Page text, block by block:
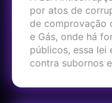
por atos de
de comprovação
e Gás, onde há
públicos, essa
contra subornos